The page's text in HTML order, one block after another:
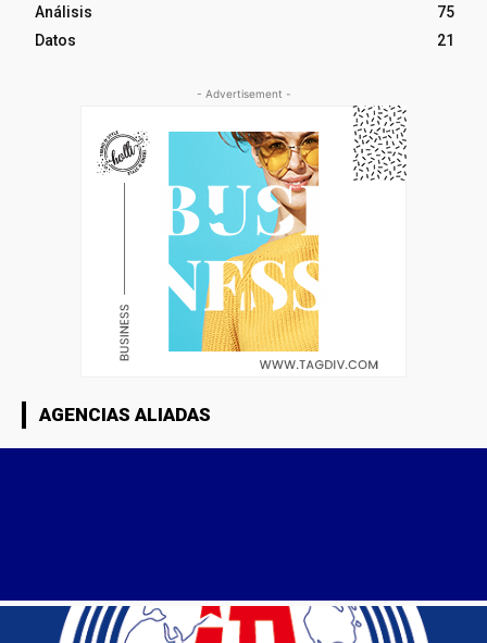
Análisis
75
Datos
21
- Advertisement -
AGENCIAS ALIADAS